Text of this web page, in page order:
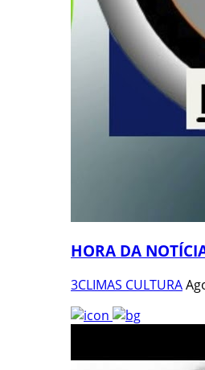
HORA DA
3CLIMAS CULTURA